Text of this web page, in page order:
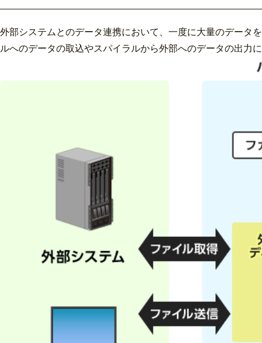
外部システムとのデータ連携において、一度に大量のデータ
ルへのデータの取込やスパイラルから外部へのデータの出力